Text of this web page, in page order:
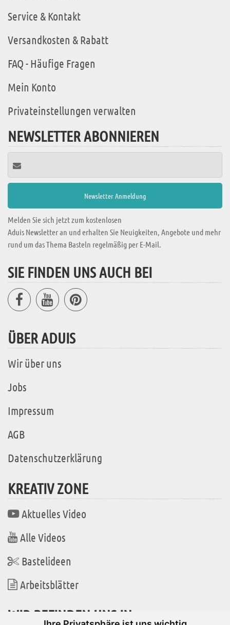
Service & Kontakt
Versandkosten & Rabatt
FAQ - Häufige Fragen
Mein Konto
Privateinstellungen verwalten
NEWSLETTER ABONNIEREN
Melden Sie sich jetzt zum kostenlosen
Aduis Newsletter an und erhalten Sie Neuigkeiten, Angebote und mehr
rund um das Thema Basteln regelmäßig per E-Mail.
SIE FINDEN UNS AUCH BEI
ÜBER ADUIS
Wir über uns
Jobs
Impressum
AGB
Datenschutzerklärung
KREATIV ZONE
Aktuelles Video
Alle Videos
Bastelideen
Arbeitsblätter
WIR BEFINDEN UNS IN